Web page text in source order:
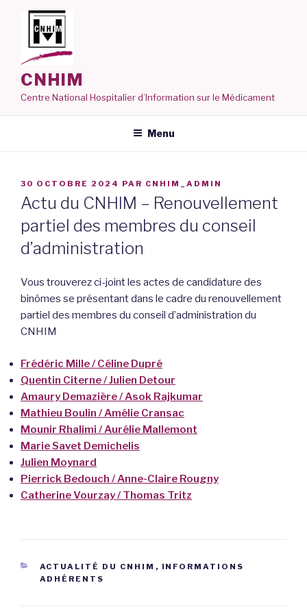
contenu
principal
CNHIM
Centre National Hospitalier d’Information sur le Médicament
Menu
PUBLIÉ
LE
30 OCTOBRE 2024 PAR CNHIM_ADMIN
Actu du CNHIM – Renouvellement
partiel des membres du conseil
d’administration
Vous trouverez ci-joint les actes de candidature des
binômes se présentant dans le cadre du renouvellement
partiel des membres du conseil d’administration du
CNHIM
Frédéric Mille / Céline Dupré
Quentin Citerne / Julien Detour
Amaury Demazière / Asok Rajkumar
Mathieu Boulin / Amélie Cransac
Mounir Rhalimi / Aurélie Mallemont
Marie Savet Demichelis
Julien Moynard
Pierrick Bedouch / Anne-Claire Rougny
Catherine Vourzay / Thomas Tritz
CATÉGORIES
ACTUALITÉ DU CNHIM , INFORMATIONS
ADHÉRENTS